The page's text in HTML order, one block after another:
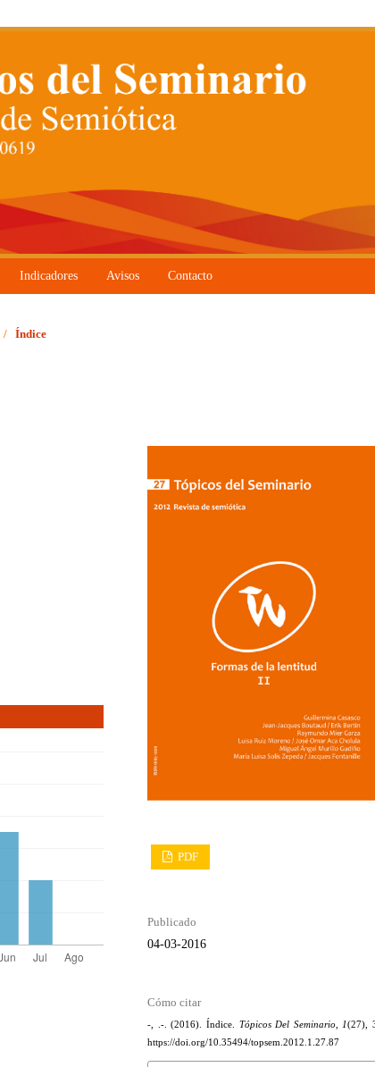
Indicadores Avisos Contacto
/ Índice
PDF
Publicado
04-03-2016
Cómo citar
-, .-. (2016). Índice. Tópicos Del Seminario, 1(27),
https://doi.org/10.35494/topsem.2012.1.27.87